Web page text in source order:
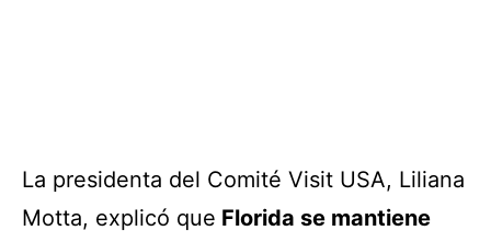
La presidenta del Comité Visit USA, Liliana
Motta, explicó que Florida se mantiene